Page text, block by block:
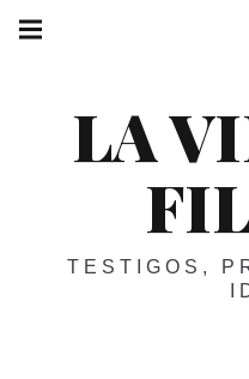
Skip
LA
TESTIGOS,
navigation